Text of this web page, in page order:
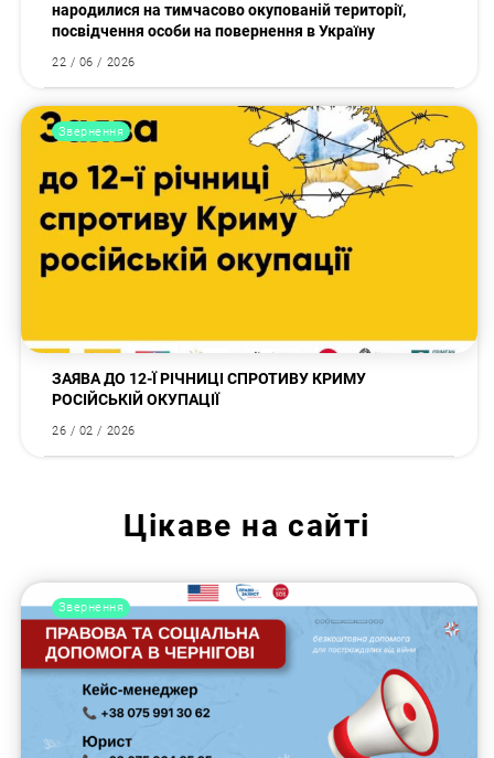
народилися на тимчасово окупованій території,
посвідчення особи на повернення в Україну
22 / 06 / 2026
Звернення
ЗАЯВА ДО 12-Ї РІЧНИЦІ СПРОТИВУ КРИМУ
РОСІЙСЬКІЙ ОКУПАЦІЇ
26 / 02 / 2026
Цікаве на сайті
Звернення